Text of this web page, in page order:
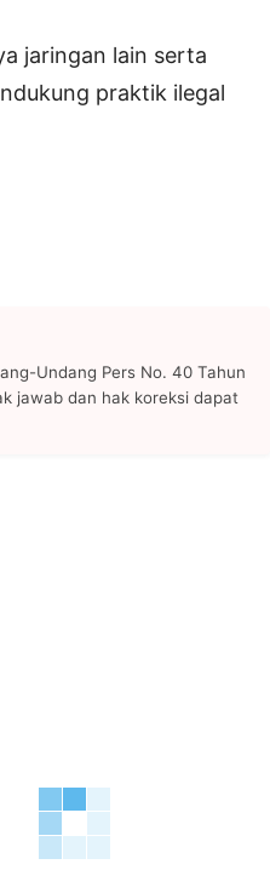
jaringan lain serta
praktik ilegal
Undang Pers No. 40 Tahun
jawab dan hak koreksi dapat